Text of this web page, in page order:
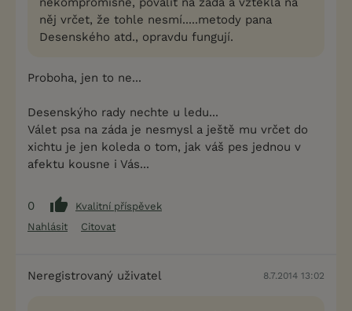
něj vrčet, že tohle nesmí.....metody pana
Desenského atd., opravdu fungují.
Proboha, jen to ne...
Desenskýho rady nechte u ledu...
Válet psa na záda je nesmysl a ještě mu vrčet do
xichtu je jen koleda o tom, jak váš pes jednou v
afektu kousne i Vás...
0
Kvalitní příspěvek
Nahlásit
Citovat
Neregistrovaný uživatel 8.7.2014 13:02